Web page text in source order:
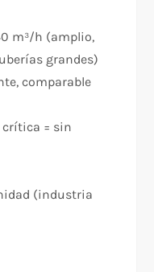
m³/h (amplio,
grandes)
comparable
= sin
(industria